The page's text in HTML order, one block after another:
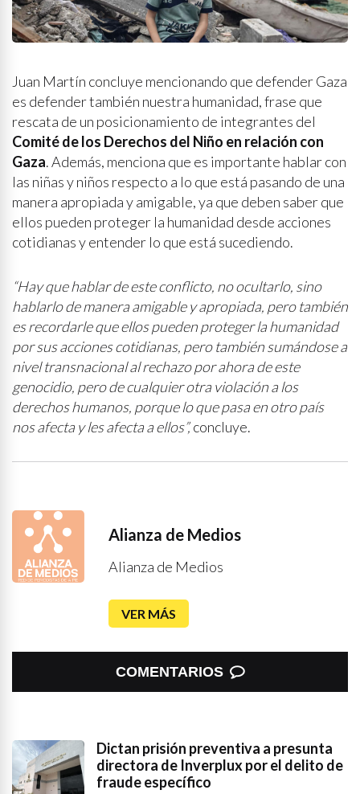
Juan Martín concluye mencionando que defender Gaza
es defender también nuestra humanidad, frase que
rescata de un posicionamiento de integrantes del
Comité de los Derechos del Niño en relación con
Gaza. Además, menciona que es importante hablar con
las niñas y niños respecto a lo que está pasando de una
manera apropiada y amigable, ya que deben saber que
ellos pueden proteger la humanidad desde acciones
cotidianas y entender lo que está sucediendo.
“Hay que hablar de este conflicto, no ocultarlo, sino
hablarlo de manera amigable y apropiada, pero también
es recordarle que ellos pueden proteger la humanidad
por sus acciones cotidianas, pero también sumándose a
nivel transnacional al rechazo por ahora de este
genocidio, pero de cualquier otra violación a los
derechos humanos, porque lo que pasa en otro país
nos afecta y les afecta a ellos”,concluye.
Alianza de Medios
Alianza de Medios
VER MÁS
COMENTARIOS
Dictan prisión preventiva a presunta
directora de Inverplux por el delito de
fraude específico